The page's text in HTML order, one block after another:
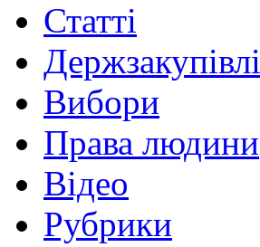
Статті
Держзакупівлі
Вибори
Права людини
Відео
Рубрики